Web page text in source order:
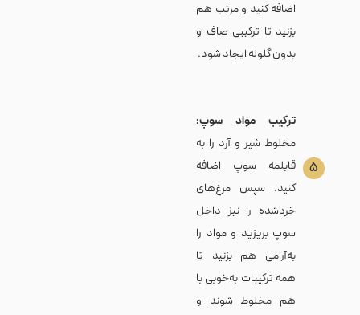
اضافه کنید و مرتب هم
بزنید تا ترکیبی صاف و
بدون گلوله ایجاد شود.
۵
ترکیب مواد سوپ:
مخلوط شیر و آرد را به
قابلمه سوپ اضافه
کنید. سپس مرغ‌های
خردشده را نیز داخل
سوپ بریزید و مواد را
به‌آرامی هم بزنید تا
همه ترکیبات به‌خوبی با
هم مخلوط شوند و